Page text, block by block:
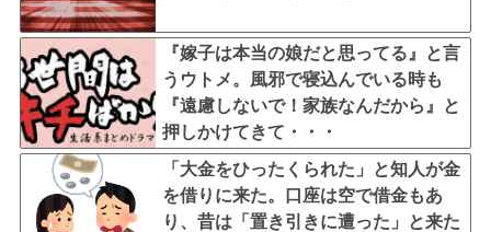
『嫁子は本当の娘だと思ってる』と言
うウトメ。風邪で寝込んでいる時も
『遠慮しないで！家族なんだから』と
押しかけてきて・・・
「大金をひったくられた」と知人が金
を借りに来た。口座は空で借金もあ
り、昔は「置き引きに遭った」と来た